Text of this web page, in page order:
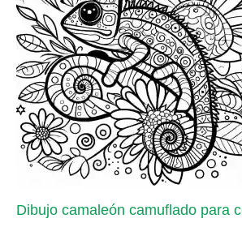
Dibujo camaleón camuflado para